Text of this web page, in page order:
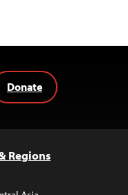
Donate
Regions